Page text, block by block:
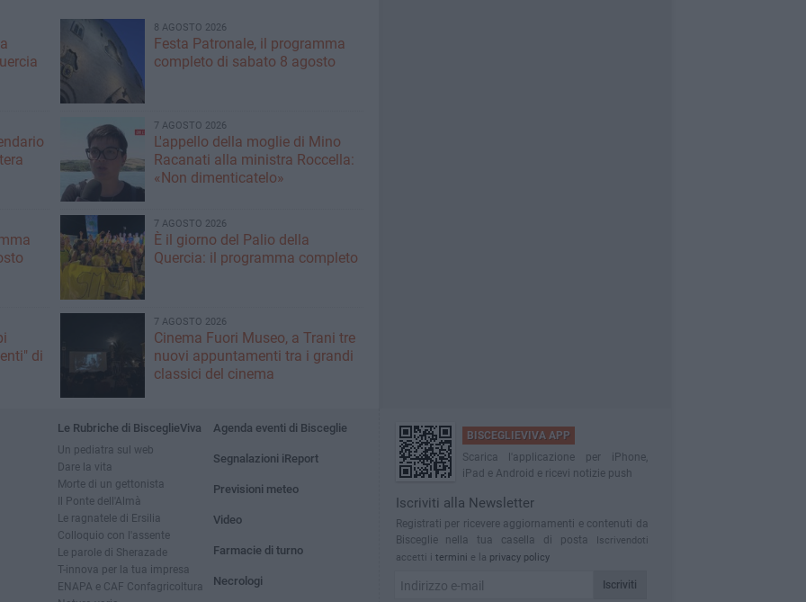
8 AGOSTO 2026
Festa Patronale, il programma
completo di sabato 8 agosto
7 AGOSTO 2026
L'appello della moglie di Mino
Racanati alla ministra Roccella:
«Non dimenticatelo»
7 AGOSTO 2026
È il giorno del Palio della
Quercia: il programma completo
di
7 AGOSTO 2026
Cinema Fuori Museo, a Trani tre
nuovi appuntamenti tra i grandi
classici del cinema
Le Rubriche di BisceglieViva
Un pediatra sul web
Dare la vita
Morte di un gettonista
Il Ponte dell'Almà
Le ragnatele di Ersilia
Colloquio con l'assente
Le parole di Sherazade
T-innova per la tua impresa
ENAPA e CAF Confagricoltura
Agenda eventi di Bisceglie
Segnalazioni iReport
Previsioni meteo
Video
Farmacie di turno
Necrologi
BISCEGLIEVIVA APP
Scarica l'applicazione per iPhone,
iPad e Android e ricevi notizie push
Iscriviti alla Newsletter
Registrati per ricevere aggiornamenti e contenuti da
Bisceglie nella tua casella di posta
Iscrivendoti
accetti i termini e la privacy policy
Iscriviti